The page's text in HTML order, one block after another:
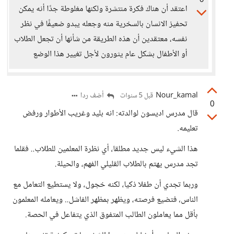
اعتقد أن هناك فكرة منتشرة ولكنها مغلوطة جدًا أنه يمكن
تحفيز الانسان بالسخرية منه وجعله يبدو ضعيفًا في نظر
نفسه، معتقدين أن هذه الطريقة من شأنها أن تجعل الطلاب
أو الأطفال بشكل عام يثورون لأجل تغيير هذا الوضع
0
Nour_kamal قبل 5 سنوات أضف ردا
قال مدرس اديسون لوالدته: انه بليد وغريب الأطوار ورفض
تعليمه.
هذا الشيء ليس جديد مطلقا، أي نظرة المعلمين للطلاب.. فقلما
تجد مدرس يهتم بالطلاب القليلي الفهم، والحيلة.
وربما تجدي أن طفلا ذكيا، لكنه خجول، ولا يستطيع التعامل مع
الناس، فتضيع فرصته، ويظهر بمظهر الفاشل.. ويعامله المعلمون
بأقل مما يعاملون الطالب المتفوق الذي يتفاعل في الحصة.